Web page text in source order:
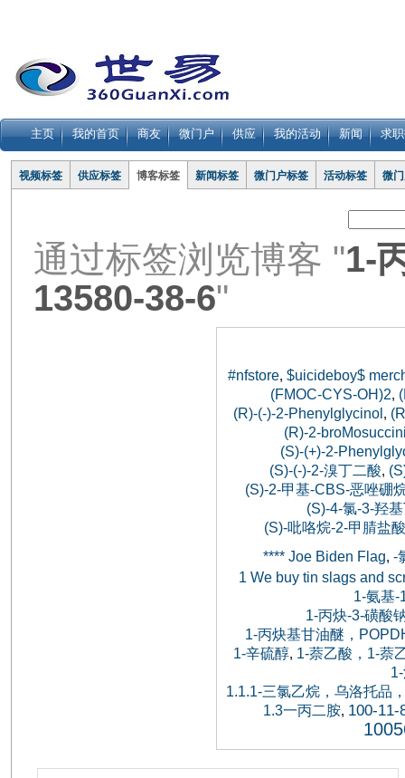
主页 我的首页 商友 微门户 供应 我的活动 新闻 求
视频标签 供应标签 博客标签 新闻标签 微门户标签 活动标签 微
通过标签浏览博客 "1-
13580-38-6"
#nfstore, $uicideboy$
(FMOC-CYS-OH)2,
(R)-(-)-2-Phenylglycinol,
(R)-2-
(S)-(+)-2-
(S)-(-)-2-溴丁二酸,
(S)-2-甲基-CBS-恶唑硼
(S)-4-氯-3-羟
(S)-吡咯烷-2-甲腈盐
**** Joe Biden Flag,-
1 We buy tin slags and
1-氨基-
1-丙炔-3-磺酸
1-丙炔基甘油醚，
1-辛硫醇, 1-萘乙酸，1-萘
1.1.1-三氯乙烷，乌洛托品
1.3一丙二胺, 100-11-